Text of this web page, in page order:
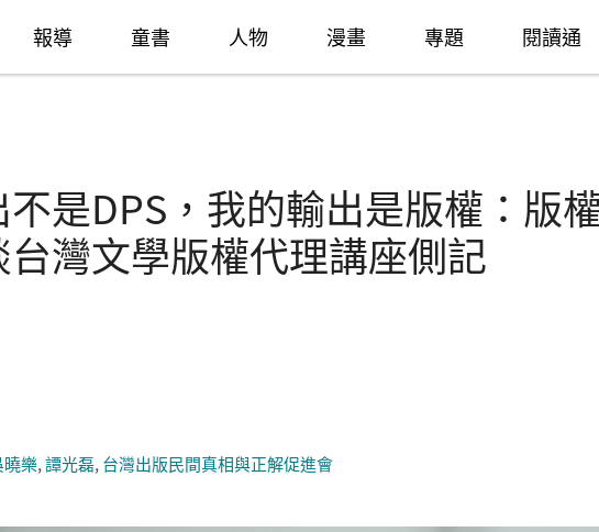
報導 童書 人物 漫畫 專題 閱讀通
是DPS，我的輸出是版權：版
灣文學版權代理講座側記
曉樂,譚光磊, 台灣出版民間真相與正解促進會